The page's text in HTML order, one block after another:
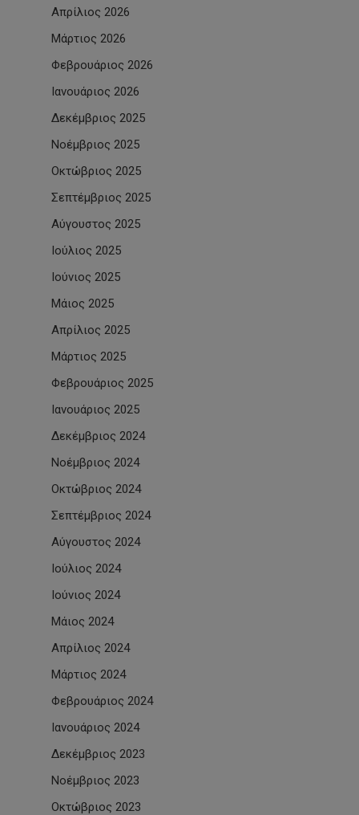
Απρίλιος 2026
Μάρτιος 2026
Φεβρουάριος 2026
Ιανουάριος 2026
Δεκέμβριος 2025
Νοέμβριος 2025
Οκτώβριος 2025
Σεπτέμβριος 2025
Αύγουστος 2025
Ιούλιος 2025
Ιούνιος 2025
Μάιος 2025
Απρίλιος 2025
Μάρτιος 2025
Φεβρουάριος 2025
Ιανουάριος 2025
Δεκέμβριος 2024
Νοέμβριος 2024
Οκτώβριος 2024
Σεπτέμβριος 2024
Αύγουστος 2024
Ιούλιος 2024
Ιούνιος 2024
Μάιος 2024
Απρίλιος 2024
Μάρτιος 2024
Φεβρουάριος 2024
Ιανουάριος 2024
Δεκέμβριος 2023
Νοέμβριος 2023
Οκτώβριος 2023